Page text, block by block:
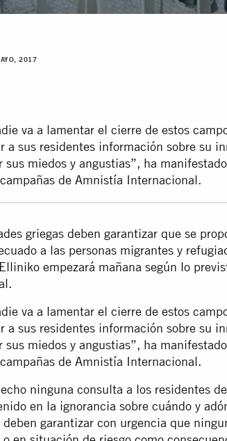
2017
va a lamentar el cierre de estos
a sus residentes información sobre su
sus miedos y angustias”, ha
de Amnistía Internacional.
griegas deben garantizar que se
a las personas migrantes y
empezará mañana según lo
va a lamentar el cierre de estos
a sus residentes información sobre su
sus miedos y angustias”, ha
de Amnistía Internacional.
ninguna consulta a los residentes
en la ignorancia sobre cuándo y
garantizar con urgencia que